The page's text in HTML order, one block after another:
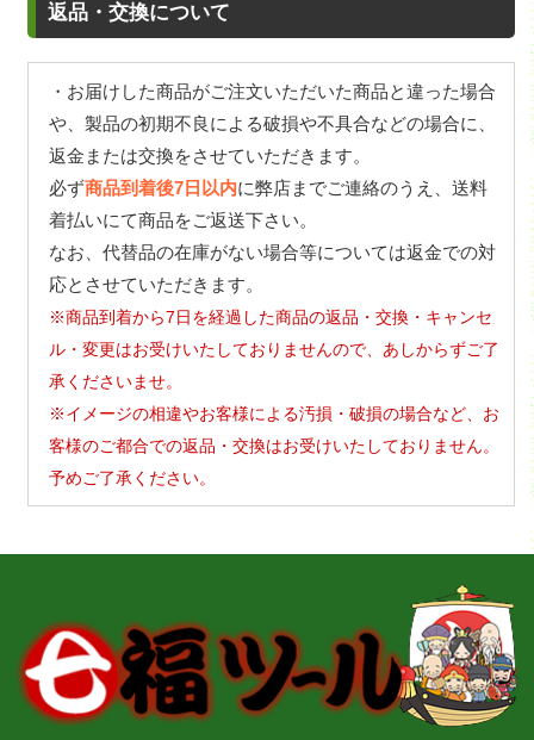
返品・交換について
・お届けした商品がご注文いただいた商品と違った場合
や、製品の初期不良による破損や不具合などの場合に、
返金または交換をさせていただきます。
必ず商品到着後7日以内に弊店までご連絡のうえ、送料
着払いにて商品をご返送下さい。
なお、代替品の在庫がない場合等については返金での対
応とさせていただきます。
※商品到着から7日を経過した商品の返品・交換・キャンセ
ル・変更はお受けいたしておりませんので、あしからずご了
承くださいませ。
※イメージの相違やお客様による汚損・破損の場合など、お
客様のご都合での返品・交換はお受けいたしておりません。
予めご了承ください。